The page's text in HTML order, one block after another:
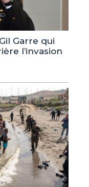
Garre qui
l’invasion